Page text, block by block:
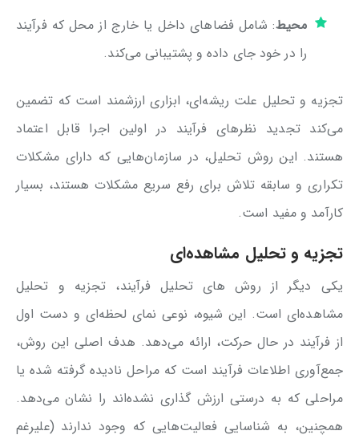
محیط: شامل فضاهای داخل یا خارج از محل که فرآیند
را در خود جای داده و پشتیبانی می‌کند.
تجزیه و تحلیل علت ریشه‌ای، ابزاری ارزشمند است که تضمین
می‌کند تجدید نظرهای فرآیند در اولین اجرا قابل اعتماد
هستند. این روش تحلیل، در سازمان‌هایی که دارای مشکلات
تکراری و سابقه تلاش برای رفع سریع مشکلات هستند، بسیار
کارآمد و مفید است.
تجزیه و تحلیل مشاهده‌ای
یکی دیگر از روش های تحلیل فرآیند، تجزیه و تحلیل
مشاهده‌ای است. این شیوه، نوعی نمای لحظه‌ای و دست اول
از فرآیند در حال حرکت، ارائه می‌دهد. هدف اصلی این روش،
جمع‌آوری اطلاعات فرآیند است که مراحل نادیده گرفته شده یا
مراحلی که به درستی ارزش گذاری نشده‌اند را نشان می‌دهد.
همچنین، به شناسایی فعالیت‌هایی که وجود ندارند (علیرغم